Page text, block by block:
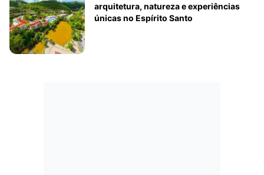
arquitetura, natureza e experiências
únicas no Espírito Santo